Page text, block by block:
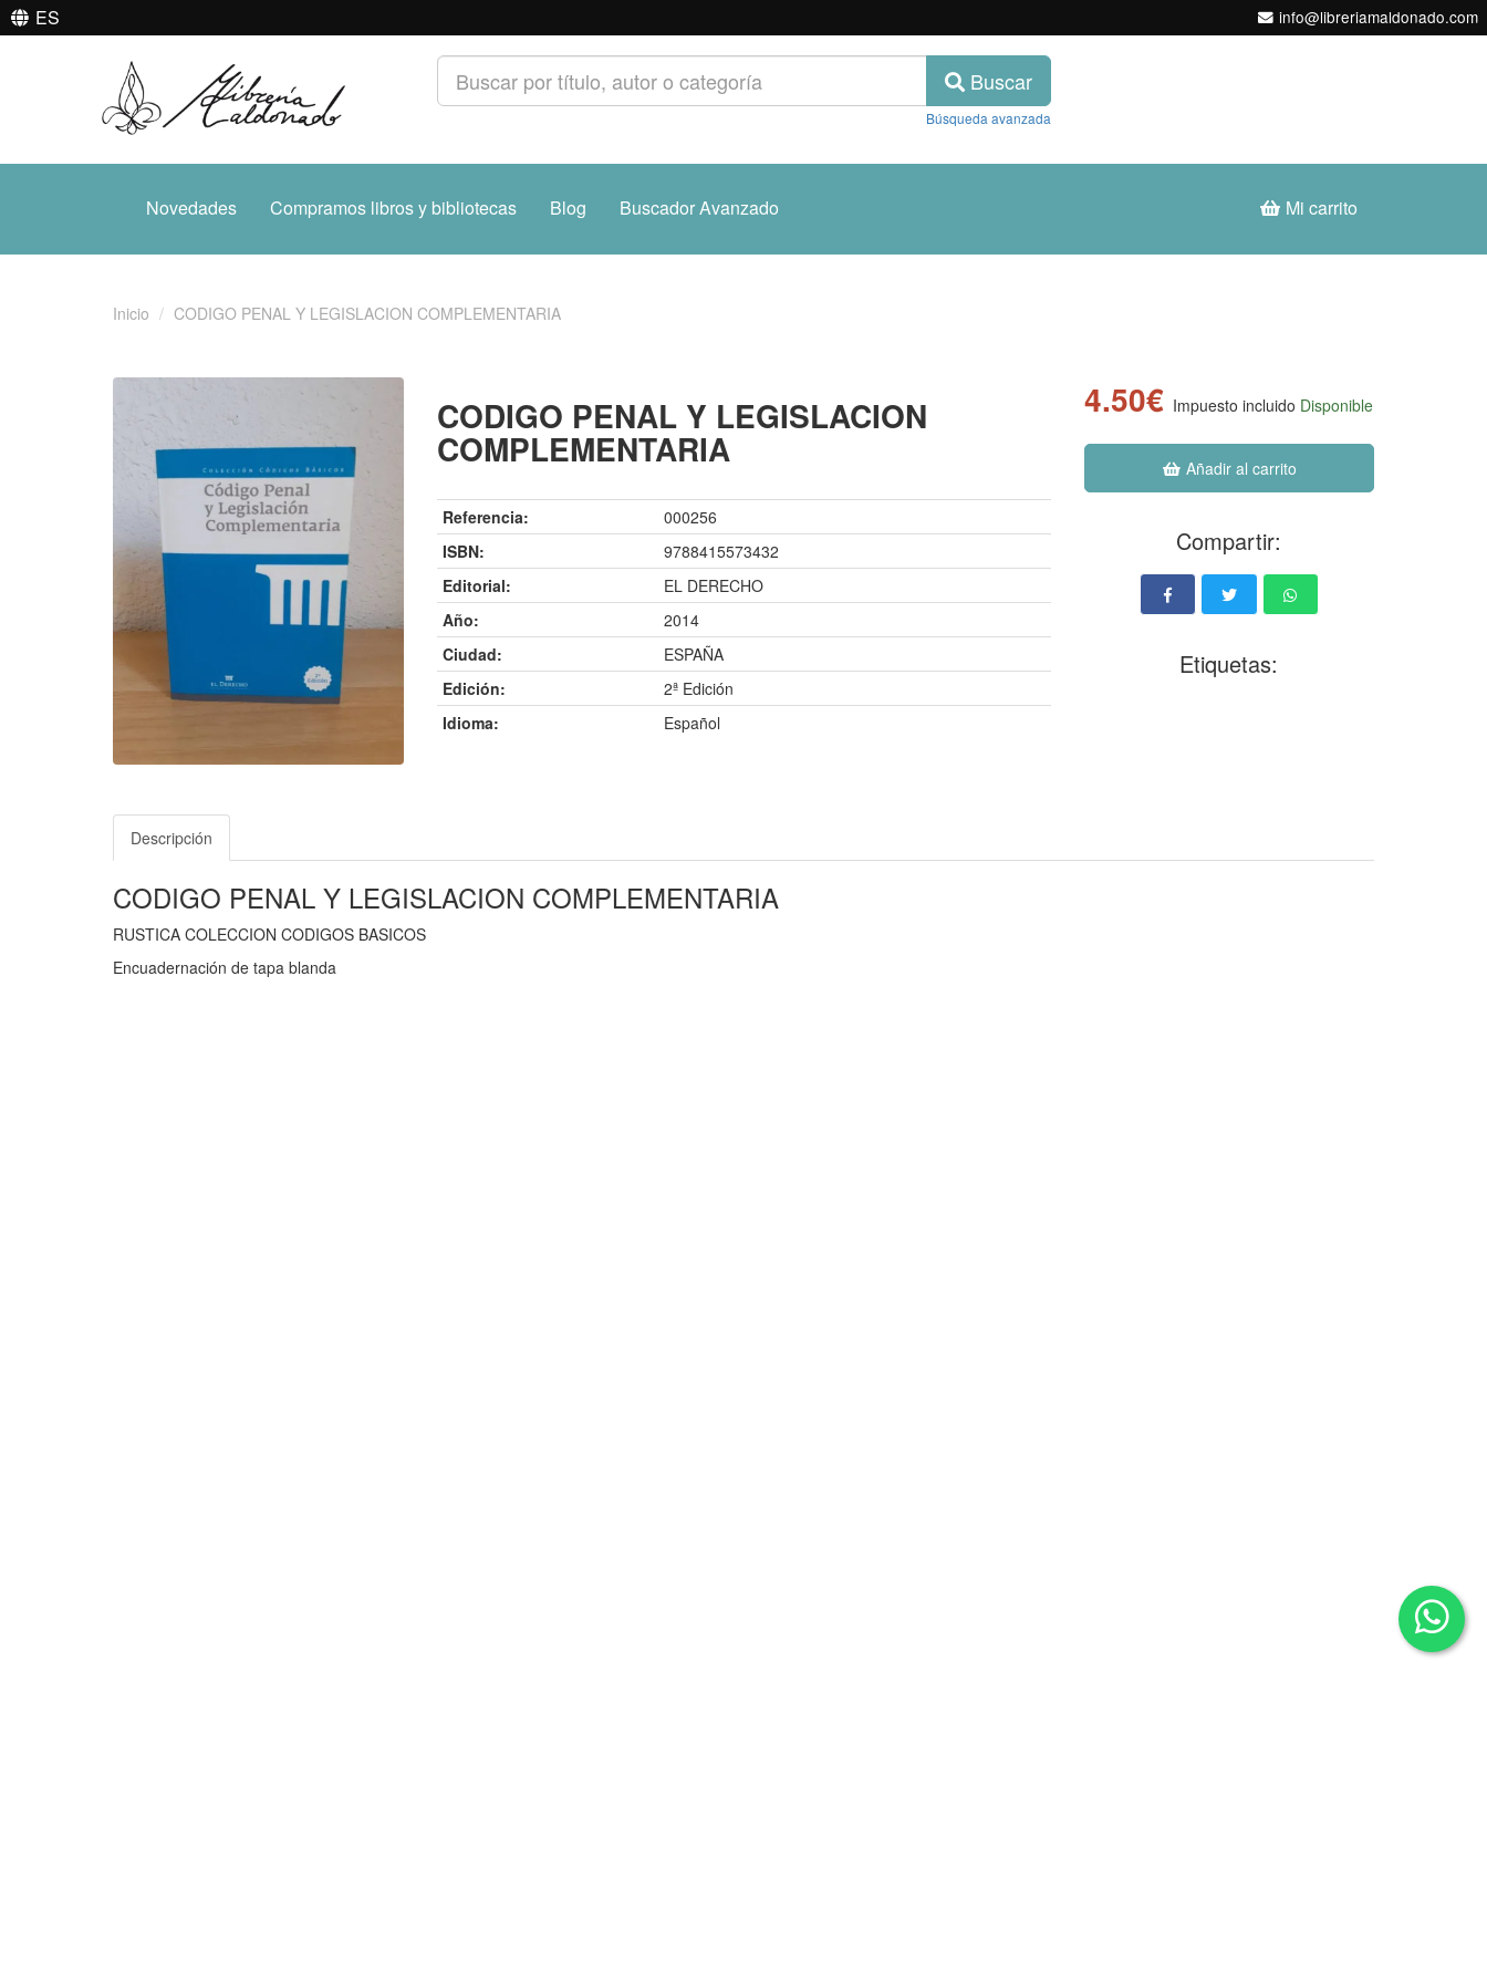
ES info@libreriamaldonado.com
Buscar
Búsqueda avanzada
Novedades Compramos libros y bibliotecas Blog Buscador Avanzado Mi carrito
Inicio CODIGO PENAL Y LEGISLACION COMPLEMENTARIA
CODIGO PENAL Y LEGISLACION
COMPLEMENTARIA
Referencia:
000256
ISBN:
9788415573432
Editorial:
EL DERECHO
Año:
2014
Ciudad:
ESPAÑA
Edición:
2ª Edición
Idioma:
Español
4.50€ Impuesto incluido Disponible
Añadir al carrito
Compartir:
Etiquetas:
Descripción
CODIGO PENAL Y LEGISLACION COMPLEMENTARIA
RUSTICA COLECCION CODIGOS BASICOS
Encuadernación de tapa blanda